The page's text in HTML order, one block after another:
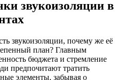
звукоизоляции в
звукоизоляции, почему же её
план? Главным
бюджета и стремление
предпочитают тратить
элементы, забывая о